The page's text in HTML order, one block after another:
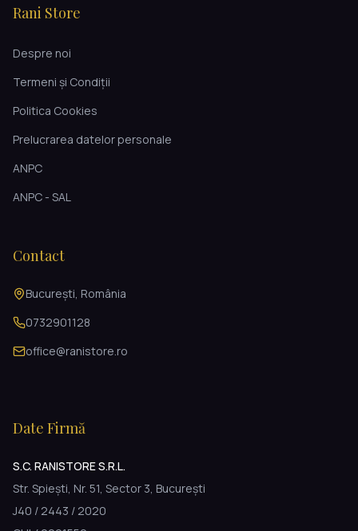
Rani Store
Despre noi
Termeni și Condiții
Politica Cookies
Prelucrarea datelor personale
ANPC
ANPC - SAL
Contact
București, România
0732901128
office@ranistore.ro
Date Firmă
S.C. RANISTORE S.R.L.
Str. Spiești, Nr. 51, Sector 3, București
J40 / 2443 / 2020